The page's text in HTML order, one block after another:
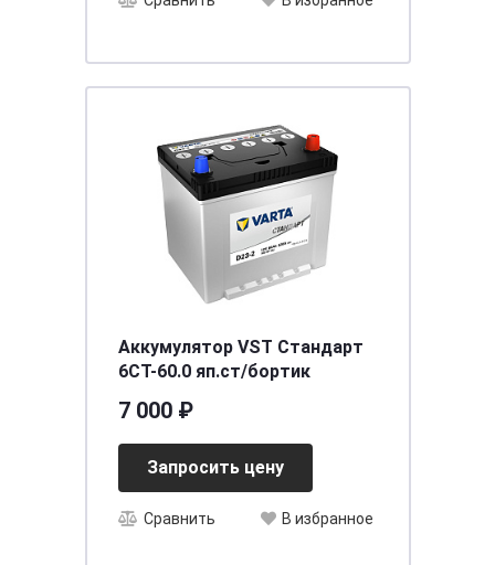
Аккумулятор VST Стандарт
6СТ-60.0 яп.ст/бортик
7 000 ₽
Запросить цену
Сравнить В избранное